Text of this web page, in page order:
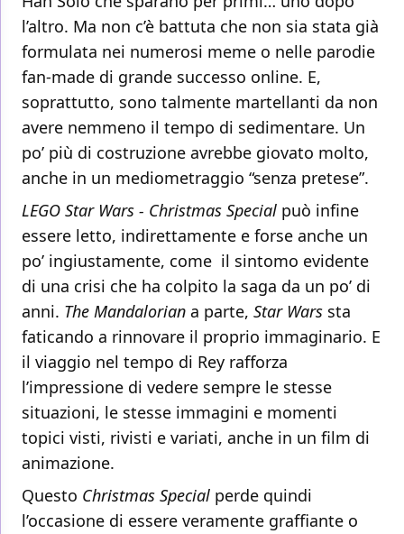
l’altro. Ma non c’è battuta che non sia stata già
formulata nei numerosi meme o nelle parodie
fan-made di grande successo online. E,
soprattutto, sono talmente martellanti da non
avere nemmeno il tempo di sedimentare. Un
po’ più di costruzione avrebbe giovato molto,
anche in un mediometraggio “senza pretese”.
LEGO Star Wars - Christmas Special può infine
essere letto, indirettamente e forse anche un
po’ ingiustamente, come il sintomo evidente
di una crisi che ha colpito la saga da un po’ di
anni. The Mandalorian a parte, Star Wars sta
faticando a rinnovare il proprio immaginario. E
il viaggio nel tempo di Rey rafforza
l’impressione di vedere sempre le stesse
situazioni, le stesse immagini e momenti
topici visti, rivisti e variati, anche in un film di
animazione.
Questo Christmas Special perde quindi
l’occasione di essere veramente graffiante o